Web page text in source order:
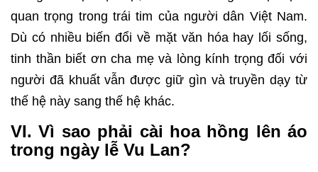
quan trọng trong trái tim của người dân Việt Nam.
Dù có nhiều biến đổi về mặt văn hóa hay lối sống,
tinh thần biết ơn cha mẹ và lòng kính trọng đối với
người đã khuất vẫn được giữ gìn và truyền dạy từ
thế hệ này sang thế hệ khác.
VI. Vì sao phải cài hoa hồng lên áo
trong ngày lễ Vu Lan?